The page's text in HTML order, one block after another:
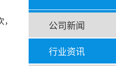
公司新闻
行业资讯